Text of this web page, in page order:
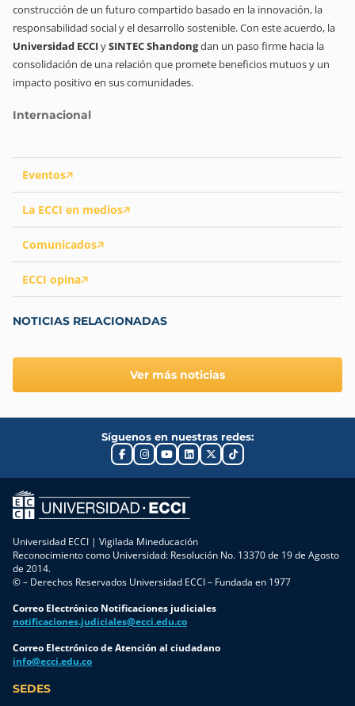
Eventos
La ECCI en medios
Comunicados
ECCI opina
NOTICIAS RELACIONADAS
Ver más noticias
construcción de un futuro compartido basado en la innovación, la
responsabilidad social y el desarrollo sostenible. Con este acuerdo, la
Universidad ECCIySINTEC Shandongdan un paso firme hacia la
consolidación de una relación que promete beneficios mutuos y un
impacto positivo en sus comunidades.
Internacional
Síguenos en nuestras redes:
Universidad ECCI | Vigilada Mineducación
Reconocimiento como Universidad: Resolución No. 13370 de 19 de Agosto
de 2014.
© – Derechos Reservados Universidad ECCI – Fundada en 1977
Correo Electrónico Notificaciones judiciales
notificaciones.judiciales@ecci.edu.co
Correo Electrónico de Atención al ciudadano
info@ecci.edu.co
SEDES